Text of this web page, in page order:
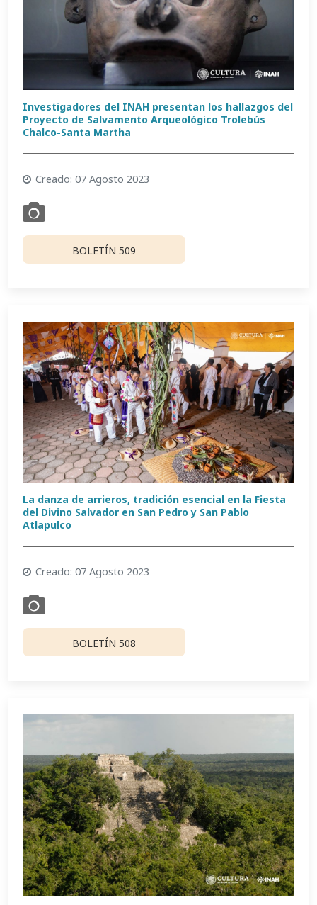
Investigadores del INAH presentan los hallazgos del
Proyecto de Salvamento Arqueológico Trolebús
Chalco-Santa Martha
Creado: 07 Agosto 2023
BOLETÍN 509
La danza de arrieros, tradición esencial en la Fiesta
del Divino Salvador en San Pedro y San Pablo
Atlapulco
Creado: 07 Agosto 2023
BOLETÍN 508